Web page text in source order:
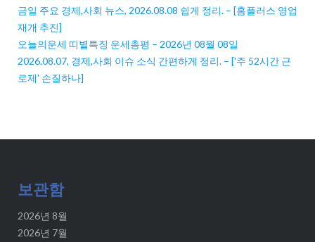
금일 주요 경제,사회 뉴스, 2026.08.08 쉽게 정리. – [홈플러스 영업
재개 추진]
오늘의운세 띠별특징 운세총평 – 2026년 08월 08일
2026.08.07, 경제,사회 이슈 소식 간편하게 정리. – ['주 52시간 근
로제' 손질하나]
보관함
2026년 8월
2026년 7월